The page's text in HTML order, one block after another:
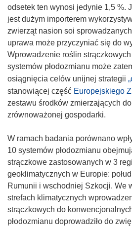
odsetek ten wynosi jedynie 1,5 %.
jest dużym importerem
zwierząt nasion soi
uprawa może przyczyniać się do
Wprowadzenie roślin
systemów płodozmianu może
osiągnięcia celów unijnej strategii
stanowiącej część Europejskiego
zestawu środków zmierzających
zrównoważonej gospodarki.
W ramach badania porównano
10 systemów płodozmianu
strączkowe zastosowanych w 3
geoklimatycznych w Europie:
Rumunii i wschodniej Szkocji. We
strefach klimatycznych
strączkowych do
płodozmianu doprowadziło do